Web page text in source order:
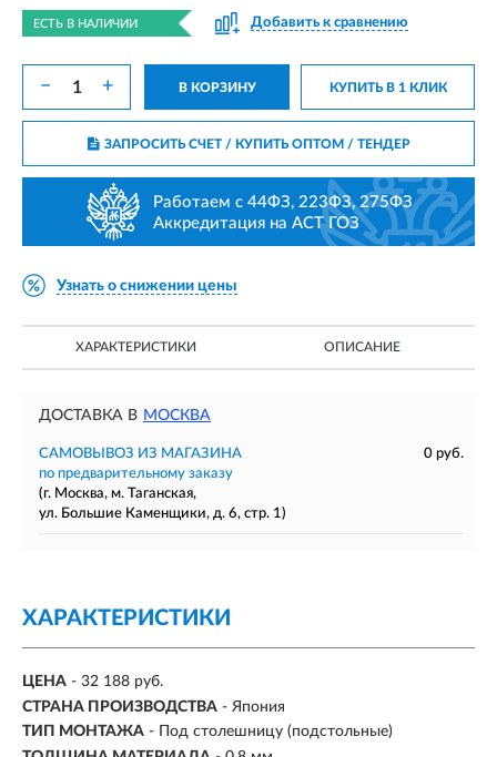
ЕСТЬ В НАЛИЧИИ Добавить к сравнению
− + В КОРЗИНУ КУПИТЬ В 1 КЛИК
ЗАПРОСИТЬ СЧЕТ / КУПИТЬ ОПТОМ/ ТЕНДЕР
Работаем с 44ФЗ, 223ФЗ, 275ФЗ
Аккредитация на АСТ ГОЗ
Узнать о снижении цены
ХАРАКТЕРИСТИКИ ОПИСАНИЕ
ДОСТАВКА В МОСКВА
САМОВЫВОЗ ИЗ МАГАЗИНА
0 руб.
по предварительному заказу
(г. Москва, м. Таганская,
ул. Большие Каменщики, д. 6, стр. 1)
ХАРАКТЕРИСТИКИ
ЦЕНА - 32 188 руб.
СТРАНА ПРОИЗВОДСТВА - Япония
ТИП МОНТАЖА -
Под столешницу (подстольные)